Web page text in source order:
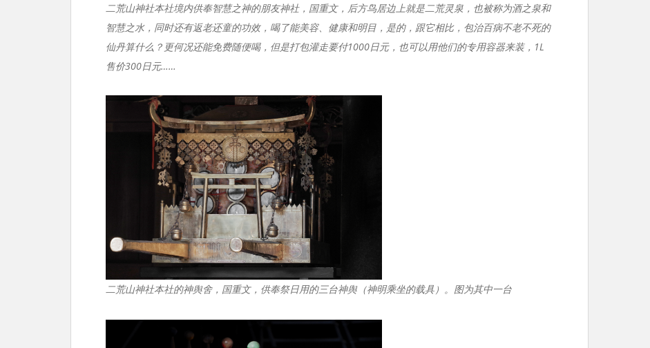
二荒山神社本社境内供奉智慧之神的朋友神社，国重文，后方鸟居边上就是二荒灵泉，也被称为酒之泉和
智慧之水，同时还有返老还童的功效，喝了能美容、健康和明目，是的，跟它相比，包治百病不老不死的
仙丹算什么？更何况还能免费随便喝，但是打包灌走要付1000日元，也可以用他们的专用容器来装，1L
售价300日元……
二荒山神社本社的神舆舍，国重文，供奉祭日用的三台神舆（神明乘坐的载具）。图为其中一台